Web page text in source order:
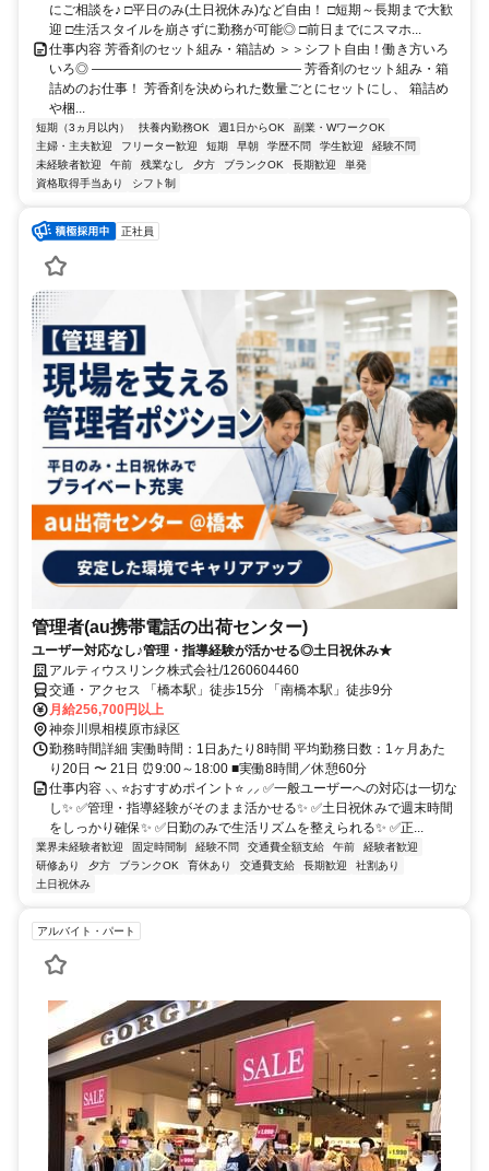
にご相談を♪ □平日のみ(土日祝休み)など自由！ □短期～長期まで大歓
迎 □生活スタイルを崩さずに勤務が可能◎ □前日までにスマホ...
仕事内容 芳香剤のセット組み・箱詰め ＞＞シフト自由！働き方いろ
いろ◎ ―――――――――――――――― 芳香剤のセット組み・箱
詰めのお仕事！ 芳香剤を決められた数量ごとにセットにし、 箱詰め
や梱...
短期（3ヵ月以内） 扶養内勤務OK 週1日からOK
副業・WワークOK
主婦・主夫歓迎
フリーター歓迎 短期 早朝 学歴不問 学生歓迎
経験不問
未経験者歓迎
午前 残業なし 夕方 ブランクOK 長期歓迎
単発
資格取得手当あり
シフト制
正社員
管理者(au携帯電話の出荷センター)
ユーザー対応なし♪管理・指導経験が活かせる◎土日祝休み★
アルティウスリンク株式会社/1260604460
交通・アクセス 「橋本駅」徒歩15分 「南橋本駅」徒歩9分
月給256,700円以上
神奈川県相模原市緑区
勤務時間詳細 実働時間：1日あたり8時間 平均勤務日数：1ヶ月あた
り20日 〜 21日 ⏰9:00～18:00 ■実働8時間／休憩60分
仕事内容 ⸜⸜ ⭐おすすめポイント⭐ ⸝⸝ ✅一般ユーザーへの対応は一切な
し✨ ✅管理・指導経験がそのまま活かせる✨ ✅土日祝休みで週末時間
をしっかり確保✨ ✅日勤のみで生活リズムを整えられる✨ ✅正...
業界未経験者歓迎 固定時間制 経験不問 交通費全額支給 午前
経験者歓迎
研修あり
夕方 ブランクOK 育休あり 交通費支給 長期歓迎
社割あり
土日祝休み
アルバイト・パート